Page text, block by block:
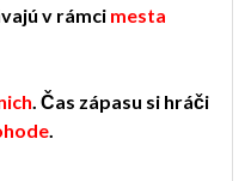
v rámci mesta
. Čas zápasu si hráči
.